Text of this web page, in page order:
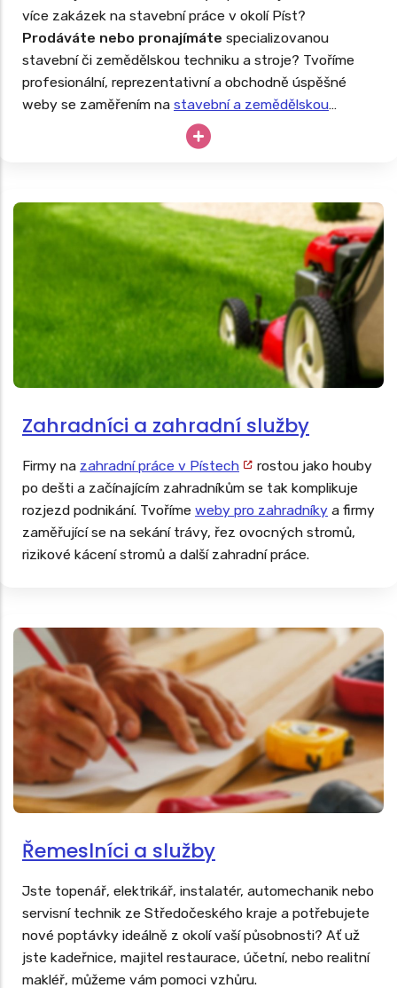
více zakázek na stavební práce v okolí Píst?
Prodáváte nebo pronajímáte specializovanou
stavební či zemědělskou techniku a stroje? Tvoříme
profesionální, reprezentativní a obchodně úspěšné
weby se zaměřením na stavební a zemědělskou
. Drahé stroje nesmějí zahálet, tak proč své
podnikání neopřít o dlouhodobě úspěšný web?
Zahradníci a zahradní služby
Firmy na zahradní práce v Pístech
rostou jako houby
po dešti a začínajícím zahradníkům se tak komplikuje
rozjezd podnikání. Tvoříme weby pro zahradníky a firmy
zaměřující se na sekání trávy, řez ovocných stromů,
rizikové kácení stromů a další zahradní práce.
Řemeslníci a služby
Jste topenář, elektrikář, instalatér, automechanik nebo
servisní technik ze Středočeského kraje a potřebujete
nové poptávky ideálně z okolí vaší působnosti? Ať už
jste kadeřnice, majitel restaurace, účetní, nebo realitní
makléř, můžeme vám pomoci vzhůru.